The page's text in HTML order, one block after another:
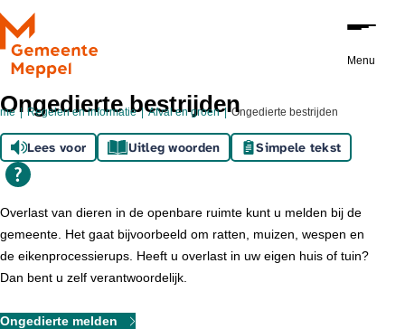
Ga naar de inhoud
Menu
Regelen en informatie Afval en groen Ongedierte bestrijden
Ongedierte bestrijden
Lees voor Uitleg woorden Simpele tekst
Overlast van dieren in de openbare ruimte kunt u melden bij de
gemeente. Het gaat bijvoorbeeld om ratten, muizen, wespen en
de eikenprocessierups. Heeft u overlast in uw eigen huis of tuin?
Dan bent u zelf verantwoordelijk.
Ongedierte melden